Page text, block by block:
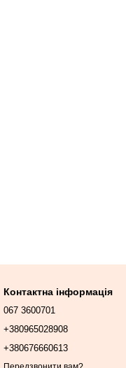
Контактна інформація
067 3600701
+380965028908
+380676660613